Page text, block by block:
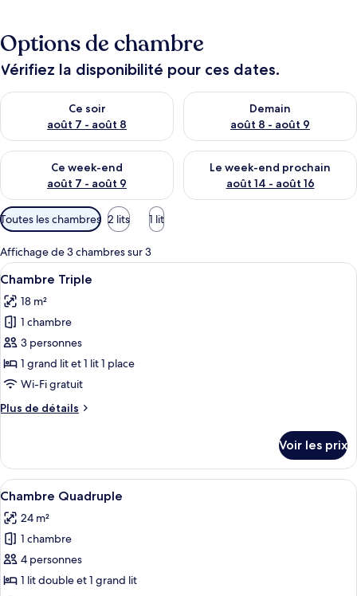
Options de chambre
Vérifiez la disponibilité pour ces dates.
Ce soir
août 7 - août 8
Vérifier la disponibilité pour ce soir août 7 - août 8
Demain
août 8 - août 9
Vérifier la disponibilité pour
Ce week-end
août 7 - août 9
Vérifier la disponibilité pour ce week-end août 7 - août 9
Le week-end prochain
août 14 - août 16
Vérifier la disponibilité pour
Filtres
disponibles
pour
les
chambres
Toutes les chambres 2 lits 1 lit
Affichage de 3 chambres sur 3
Afficher
toutes
les
photos
pour
ce
type
chambre :
Une chambre d’hôtel avec un lit
4
Chambre Triple
18 m²
1 chambre
3 personnes
1 grand lit et 1 lit 1 place
Wi-Fi gratuit
Plus de détails
Plus
le
type
de
Chambre
Triple
Voir les prix
Afficher
toutes
les
photos
pour
ce
Un lit bien fait, avec du linge de lit
5
Chambre Quadruple
24 m²
1 chambre
4 personnes
1 lit double et 1 grand lit